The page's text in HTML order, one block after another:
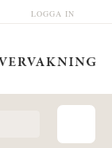
LOGGA IN